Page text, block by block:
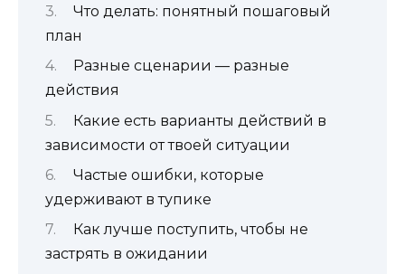
Что делать: понятный пошаговый
план
Разные сценарии — разные
действия
Какие есть варианты действий в
зависимости от твоей ситуации
Частые ошибки, которые
удерживают в тупике
Как лучше поступить, чтобы не
застрять в ожидании